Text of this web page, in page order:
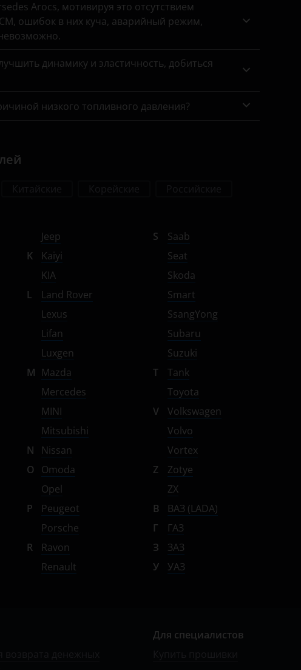
Arocs, мотивируя это отсутствием
ошибок в них куча, аварийный режим,
динамику и эластичность, добиться
низкого топливного давления?
Jeep
K
Kaiyi
KIA
L
Land Rover
Lexus
Lifan
Luxgen
M Mazda
Mercedes
MINI
Mitsubishi
N
Nissan
O
Omoda
Opel
P
Peugeot
Porsche
R
Ravon
Renault
S
Saab
Seat
Skoda
Smart
SsangYong
Subaru
Suzuki
T
Tank
Toyota
V
Volkswagen
Volvo
Vortex
Z
Zotye
ZX
В
ВАЗ (LADA)
Г
ГАЗ
З
ЗАЗ
У
УАЗ
Для специалистов